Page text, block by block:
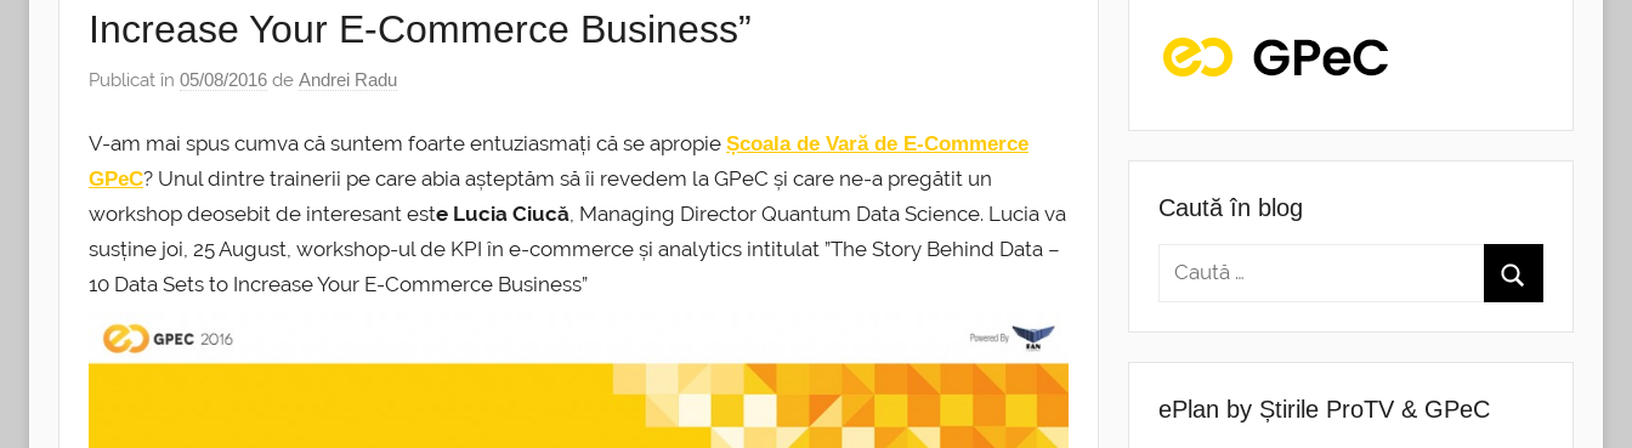
Increase Your E-Commerce Business”
Publicat în 05/08/2016 de Andrei Radu
V-am mai spus cumva că suntem foarte entuziasmați că se apropie Școala de Vară de E-Commerce
GPeC? Unul dintre trainerii pe care abia așteptăm să îi revedem la GPeC și care ne-a pregătit un
workshop deosebit de interesant este Lucia Ciucă , Managing Director Quantum Data Science. Lucia va
susține joi, 25 August, workshop-ul de KPI în e-commerce și analytics intitulat ”The Story Behind Data –
10 Data Sets to Increase Your E-Commerce Business”
Caută în blog
ePlan by Știrile ProTV & GPeC